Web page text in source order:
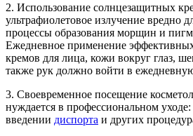
2. Использование солнцезащитных
ультрафиолетовое излучение вредно
процессы образования морщин и
Ежедневное применение
кремов для лица, кожи вокруг глаз,
также рук должно войти в
3. Своевременное посещение
нуждается в профессиональном
введении диспорта и других